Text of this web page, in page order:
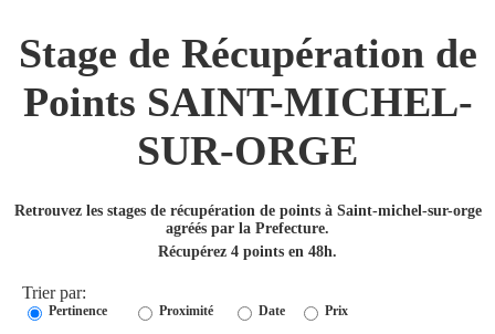
Stage de Récupération de
Points SAINT-MICHEL-
SUR-ORGE
Retrouvez les stages de récupération de points à Saint-michel-sur-orge
agréés par la Prefecture.
Récupérez 4 points en 48h.
Trier par:
Pertinence Proximité Date Prix